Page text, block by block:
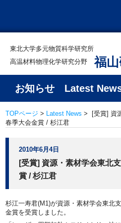
東北大学多元物質科学研究所
高温材料物理化学研究分野
福
お知らせ Latest
TOPページ > Latest News > [受賞] 資
春季大会金賞 / 杉江君
2010年6月4日
[受賞] 資源・素材学会東北
賞 / 杉江君
杉江一寿君(M1)が資源・素材学会東北
金賞を受賞しました。